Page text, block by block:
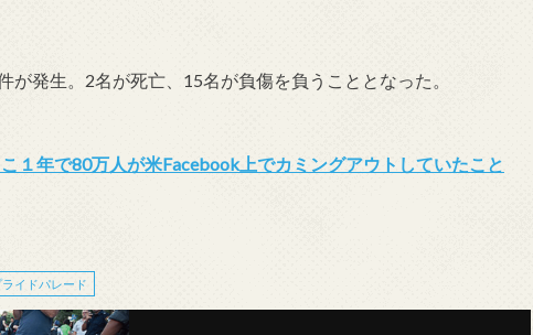
が発生。2名が死亡、15名が負傷を負うこととなった。
１年で80万人が米Facebook上でカミングアウトしていたこと
ライドパレード